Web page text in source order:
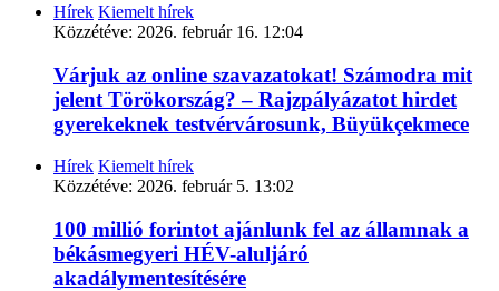
Hírek Kiemelt hírek
Közzétéve: 2026. február 16. 12:04
Várjuk az online szavazatokat! Számodra mit
jelent Törökország? – Rajzpályázatot hirdet
gyerekeknek testvérvárosunk, Büyükçekmece
Hírek Kiemelt hírek
Közzétéve: 2026. február 5. 13:02
100 millió forintot ajánlunk fel az államnak a
békásmegyeri HÉV-aluljáró
akadálymentesítésére